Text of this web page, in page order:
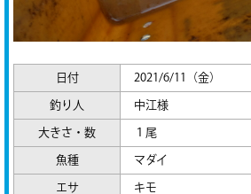
日付 2021/6/11（金）
釣り人 中江様
大きさ・数 １尾
魚種 マダイ
エサ キモ